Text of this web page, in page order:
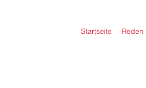
Startseite Reden